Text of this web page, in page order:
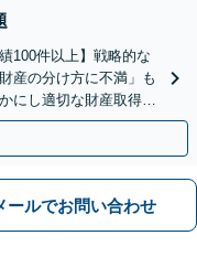
100件以上】戦略的な
産の分け方に不満」も
にし適切な財産取得
談可】
ールでお問い合わせ